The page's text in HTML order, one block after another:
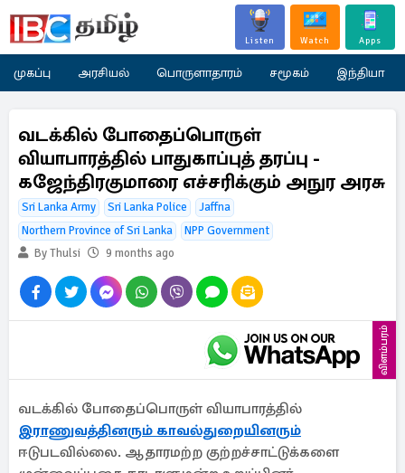
Listen Watch Apps
முகப்பு அரசியல் பொருளாதாரம் சமூகம் இந்தியா
வடக்கில் போதைப்பொருள்
வியாபாரத்தில் பாதுகாப்புத் தரப்பு -
கஜேந்திரகுமாரை எச்சரிக்கும் அநுர அரசு
Sri Lanka Army Sri Lanka Police
Jaffna
Northern Province of Sri Lanka
NPP Government
By Thulsi
9 months ago
விளம்பரம்
வடக்கில் போதைப்பொருள் வியாபாரத்தில்
இராணுவத்தினரும் காவல்துறையினரும்
ஈடுபடவில்லை. ஆதாரமற்ற குற்றச்சாட்டுக்களை